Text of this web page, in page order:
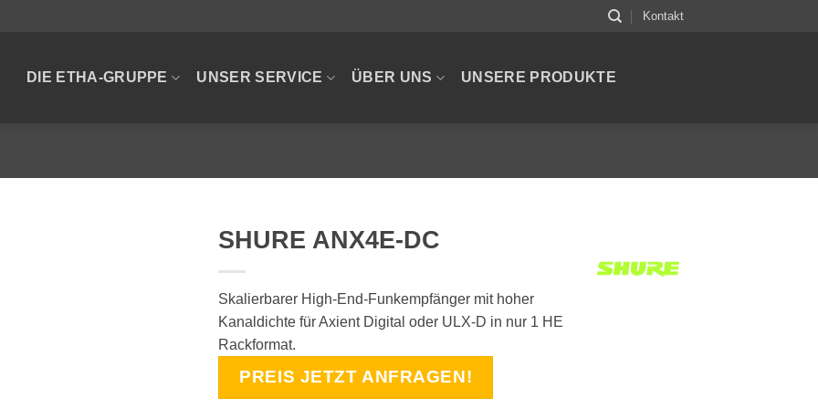
Kontakt
DIE ETHA-GRUPPE UNSER SERVICE ÜBER UNS UNSERE PRODUKTE
SHURE ANX4E-DC
Skalierbarer High-End-Funkempfänger mit hoher
Kanaldichte für Axient Digital oder ULX-D in nur 1 HE
Rackformat.
PREIS JETZT ANFRAGEN!